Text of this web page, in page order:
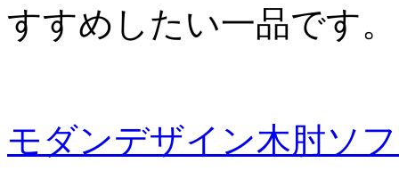
すすめしたい一品です。
モダンデザイン木肘ソ